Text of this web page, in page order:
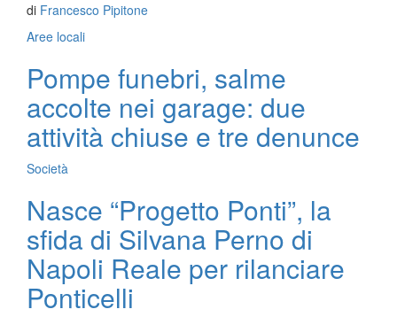
di Francesco Pipitone
Aree locali
Pompe funebri, salme
accolte nei garage: due
attività chiuse e tre denunce
Società
Nasce “Progetto Ponti”, la
sfida di Silvana Perno di
Napoli Reale per rilanciare
Ponticelli